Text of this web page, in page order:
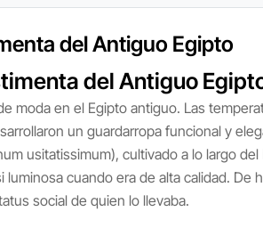
del Antiguo Egipto
del Antiguo
moda en el Egipto antiguo. Las
un guardarropa funcional y
usitatissimum), cultivado a lo largo del
cuando era de alta calidad. De
social de quien lo llevaba.